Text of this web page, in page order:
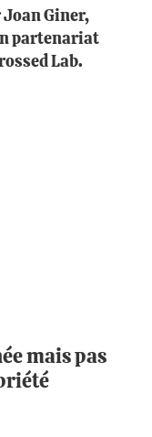
Joan Giner,
partenariat
Lab.
mais pas